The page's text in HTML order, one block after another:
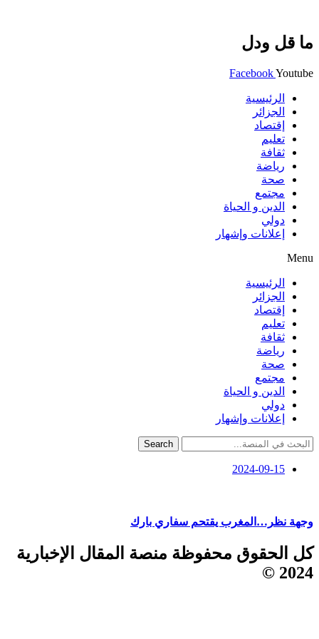
ما قل ودل
FacebookYoutube
الرئيسية
الجزائر
إقتصاد
تعليم
ثقافة
رياضة
صحة
مجتمع
الدين و الحياة
دولي
إعلانات وإشهار
Menu
الرئيسية
الجزائر
إقتصاد
تعليم
ثقافة
رياضة
صحة
مجتمع
الدين و الحياة
دولي
إعلانات وإشهار
Search
2024-09-15
وجهة نظر…المغرب يقتحم سفاري بارك
كل الحقوق محفوظة منصة المقال الإخبارية
2024 ©